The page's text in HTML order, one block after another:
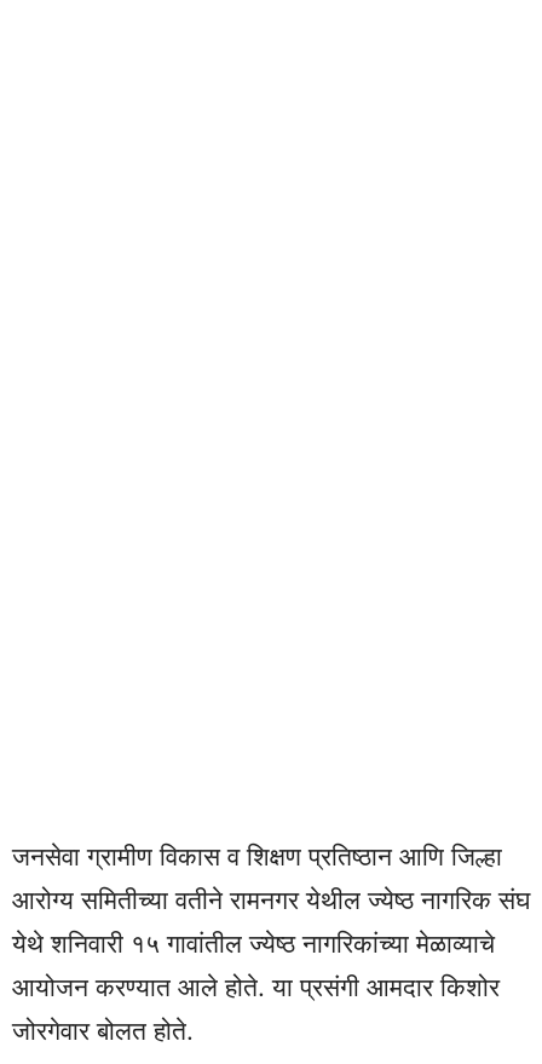
जनसेवा ग्रामीण विकास व शिक्षण प्रतिष्ठान आणि जिल्हा
आरोग्य समितीच्या वतीने रामनगर येथील ज्येष्ठ नागरिक संघ
येथे शनिवारी १५ गावांतील ज्येष्ठ नागरिकांच्या मेळाव्याचे
आयोजन करण्यात आले होते. या प्रसंगी आमदार किशोर
जोरगेवार बोलत होते.